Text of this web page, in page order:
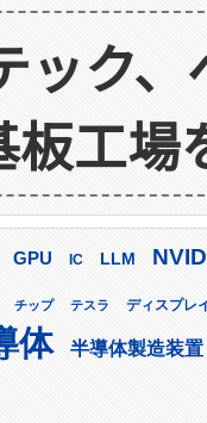
ック
板工場
GPU IC LLM
チップ テスラ ディスプレ
体 半導体製造装置